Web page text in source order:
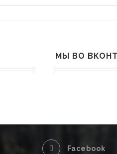
МЫ ВО
Facebook